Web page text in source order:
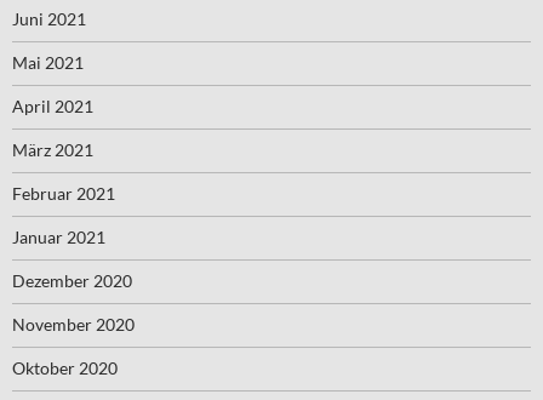
Juni 2021
Mai 2021
April 2021
März 2021
Februar 2021
Januar 2021
Dezember 2020
November 2020
Oktober 2020